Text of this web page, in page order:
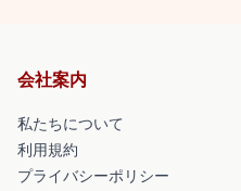
会社案内
私たちについて
利用規約
プライバシーポリシー